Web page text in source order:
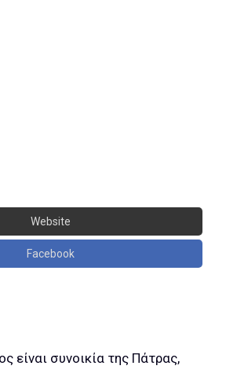
Website
Facebook
είναι συνοικία της Πάτρας,